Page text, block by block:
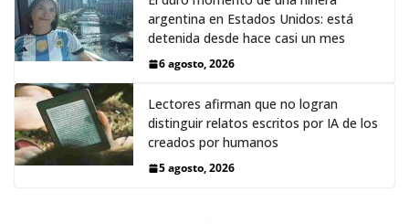
argentina en Estados Unidos: está
detenida desde hace casi un mes
6 agosto, 2026
Lectores afirman que no logran
distinguir relatos escritos por IA de los
creados por humanos
5 agosto, 2026